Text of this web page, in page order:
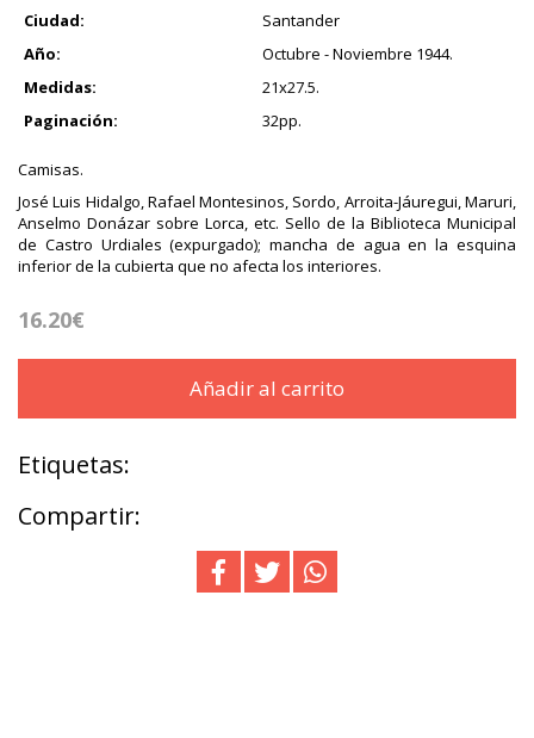
Ciudad:
Santander
Año:
Octubre - Noviembre 1944.
Medidas:
21x27.5.
Paginación:
32pp.
Camisas.
José Luis Hidalgo, Rafael Montesinos, Sordo, Arroita-Jáuregui, Maruri,
Anselmo Donázar sobre Lorca, etc. Sello de la Biblioteca Municipal
de Castro Urdiales (expurgado); mancha de agua en la esquina
inferior de la cubierta que no afecta los interiores.
16.20€
Añadir al carrito
Etiquetas:
Compartir: